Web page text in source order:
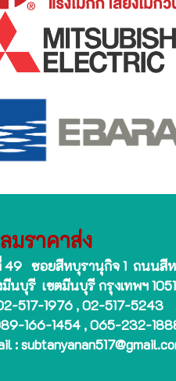
มราคาส่ง
49 ซอยสีหบุรานุกิจ 1 ถนนสี
นบุรี เขตมีนบุรี กรุงเทพฯ
517-1976 , 02-517-5243
166-1454 , 065-232-
: